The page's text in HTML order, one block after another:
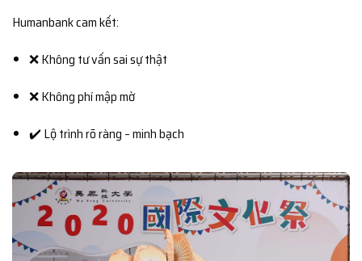
Humanbank cam kết:
❌ Không tư vấn sai sự thật
❌ Không phí mập mờ
✔️ Lộ trình rõ ràng – minh bạch